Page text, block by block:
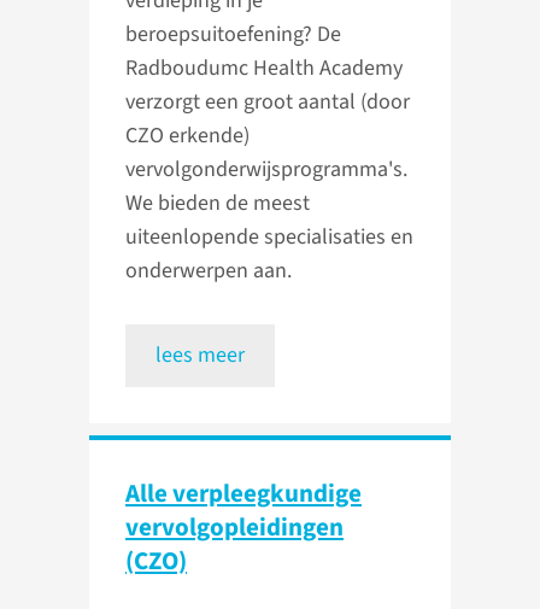
beroepsuitoefening? De
Radboudumc Health Academy
verzorgt een groot aantal (door
CZO erkende)
vervolgonderwijsprogramma's.
We bieden de meest
uiteenlopende specialisaties en
onderwerpen aan.
lees meer
Alle verpleegkundige
vervolgopleidingen
(CZO)